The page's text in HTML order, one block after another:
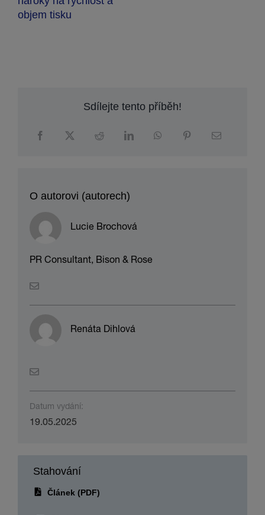
Lucie Brochová
PR Consultant, Bison & Rose
Renáta Dihlová
Článek (PDF)
Obrázky